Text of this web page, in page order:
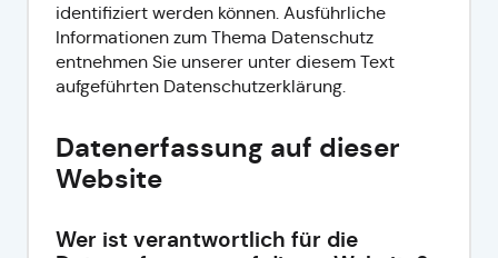
identifiziert werden können. Ausführliche
Informationen zum Thema Datenschutz
entnehmen Sie unserer unter diesem Text
aufgeführten Datenschutzerklärung.
Datenerfassung auf dieser
Website
Wer ist verantwortlich für die